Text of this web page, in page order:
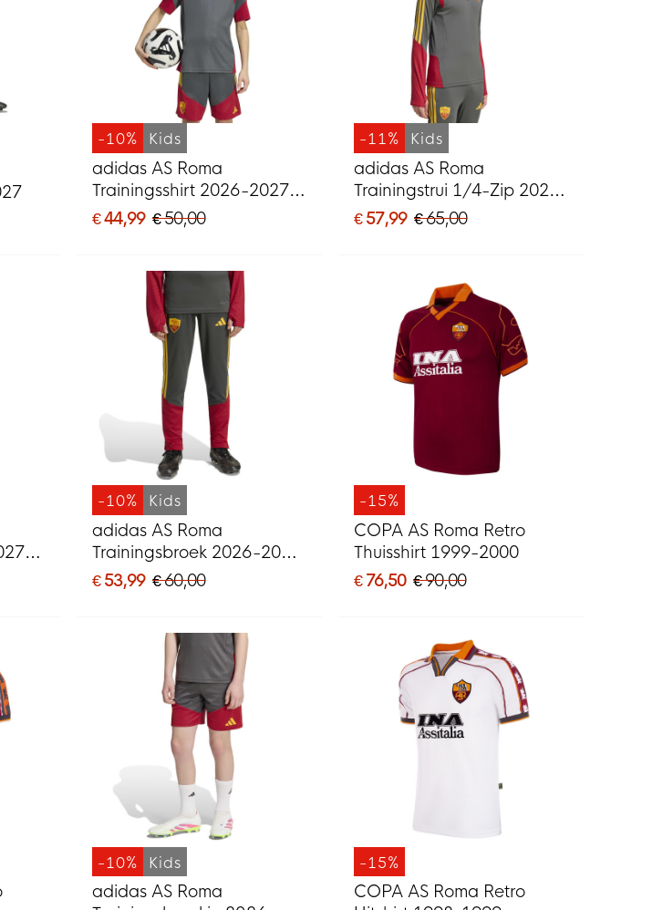
-10% Kids
adidas AS Roma
Trainingsshirt 2026-2027
Kids Donkergrijs Rood
€ 44,99 € 50,00
-11% Kids
adidas AS Roma
Trainingstrui 1/4-Zip 2026-
2027 Kids Donkergrijs
Rood Oranje
€ 57,99 € 65,00
-10% Kids
adidas AS Roma
Trainingsbroek 2026-2027
Kids Donkergrijs Rood
€ 53,99 € 60,00
-15%
COPA AS Roma Retro
Thuisshirt 1999-2000
€ 76,50 € 90,00
-10% Kids
adidas AS Roma
-15%
COPA AS Roma Retro